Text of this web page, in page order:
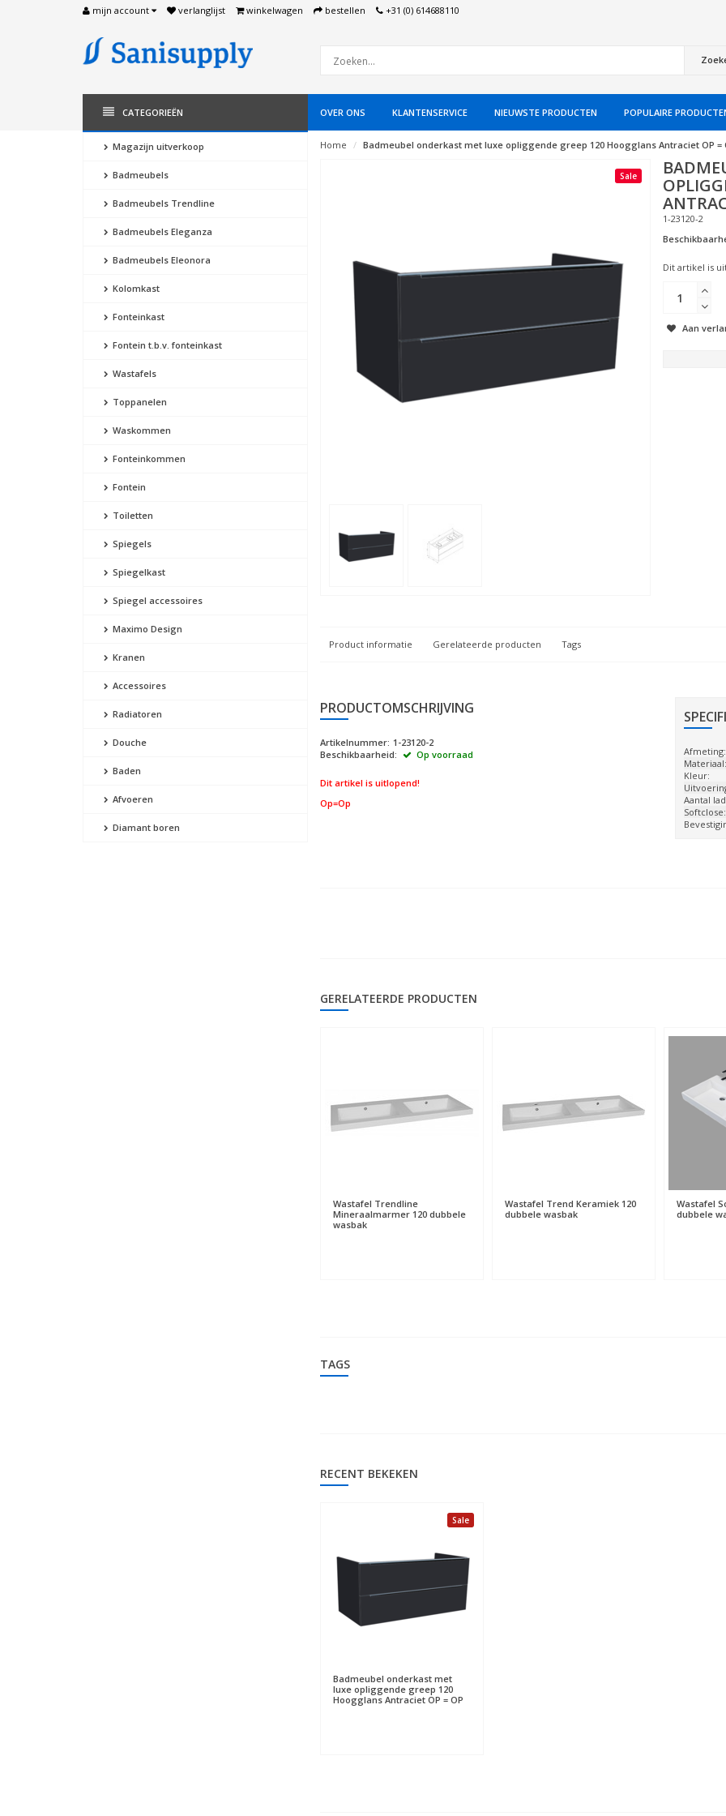
mijn account verlanglijst winkelwagen bestellen +31 (0) 614688110
CATEGORIEËN OVER ONS KLANTENSERVICE NIEUWSTE PRODUCTEN POPULAIRE
Magazijn uitverkoop
Badmeubels
Badmeubels Trendline
Badmeubels Eleganza
Badmeubels Eleonora
Kolomkast
Fonteinkast
Fontein t.b.v. fonteinkast
Wastafels
Toppanelen
Waskommen
Fonteinkommen
Fontein
Toiletten
Spiegels
Spiegelkast
Spiegel accessoires
Maximo Design
Kranen
Accessoires
Radiatoren
Douche
Baden
Afvoeren
Diamant boren
Home Badmeubel onderkast met luxe opliggende greep 120 Hoogglans Antraciet OP =
Sale
1-23120-2
Dit artikel is
Aan
Product informatie Gerelateerde producten Tags
PRODUCTOMSCHRIJVING
Artikelnummer: 1-23120-2
Beschikbaarheid:
Op voorraad
Dit artikel is uitlopend!
Op=Op
Afmeting:
Materiaal:
Kleur:
Aantal
Softclose:
GERELATEERDE PRODUCTEN
Wastafel Trendline
Mineraalmarmer 120 dubbele
wasbak
Wastafel Trend Keramiek 120
dubbele wasbak
Wastafel
dubbele
TAGS
RECENT BEKEKEN
Sale
Badmeubel onderkast met
luxe opliggende greep 120
Hoogglans Antraciet OP = OP